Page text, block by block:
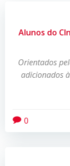
Alunos do
Orientados
adicionados
0